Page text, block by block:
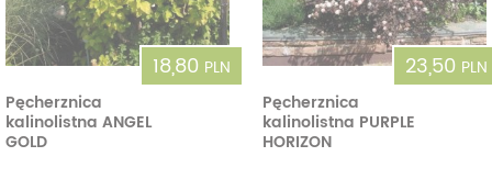
18,80 PLN
Pęcherznica
kalinolistna ANGEL
GOLD
23,50 PLN
Pęcherznica
kalinolistna PURPLE
HORIZON